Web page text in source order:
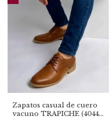
Zapatos casual de cuero
vacuno TRAPICHE (4044)